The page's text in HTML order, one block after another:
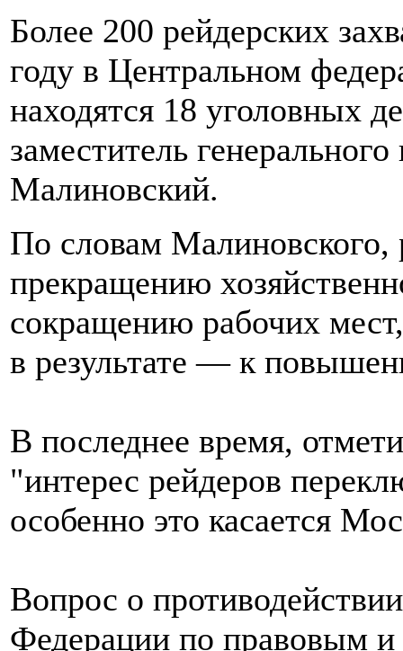
Более 200 рейдерских
году в Центральном
находятся 18 уголовных
заместитель
Малиновский.
По словам Малиновского,
прекращению
сокращению рабочих
в результате — к
В последнее время,
"интерес рейдеров
особенно это касается
Вопрос о
Федерации по правовым и